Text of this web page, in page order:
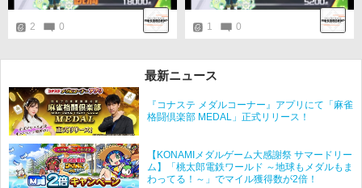
2 0 1 0
最新ニュース
『コナステ メダルコーナー』アプリにて「麻雀
格闘倶楽部 MEDAL」正式リリース！
【KONAMIメダルゲーム大感謝祭 サマードリー
ム】「桃太郎電鉄ワールド ～地球もメダルもま
わってる！～」でマイル獲得数が2倍！